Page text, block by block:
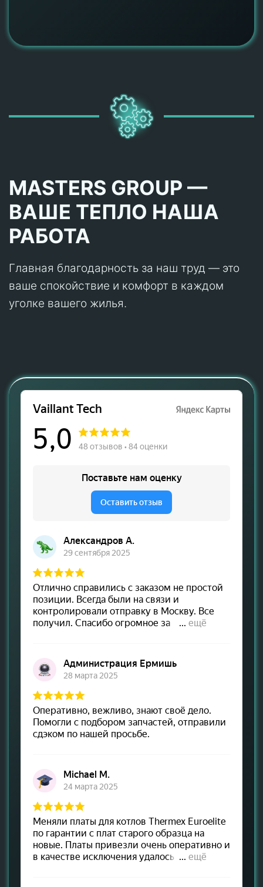
MASTERS GROUP —
ВАШЕ ТЕПЛО НАША
РАБОТА
Главная благодарность за наш труд — это
ваше спокойствие и комфорт в каждом
уголке вашего жилья.